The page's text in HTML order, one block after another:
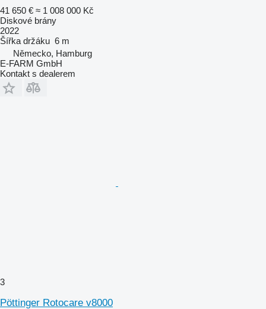
41 650 € ≈ 1 008 000 Kč
Diskové brány
2022
Šířka držáku 6 m
Německo, Hamburg
E-FARM GmbH
Kontakt s dealerem
3
Pöttinger Rotocare v8000